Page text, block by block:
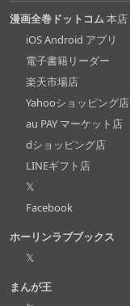
漫画全巻ドットコム本店
iOS Android アプリ
電子書籍リーダー
楽天市場店
Yahooショッピング店
au PAY マーケット店
dショッピング店
LINEギフト店
𝕏
Facebook
ホーリンラブブックス
𝕏
まんが王